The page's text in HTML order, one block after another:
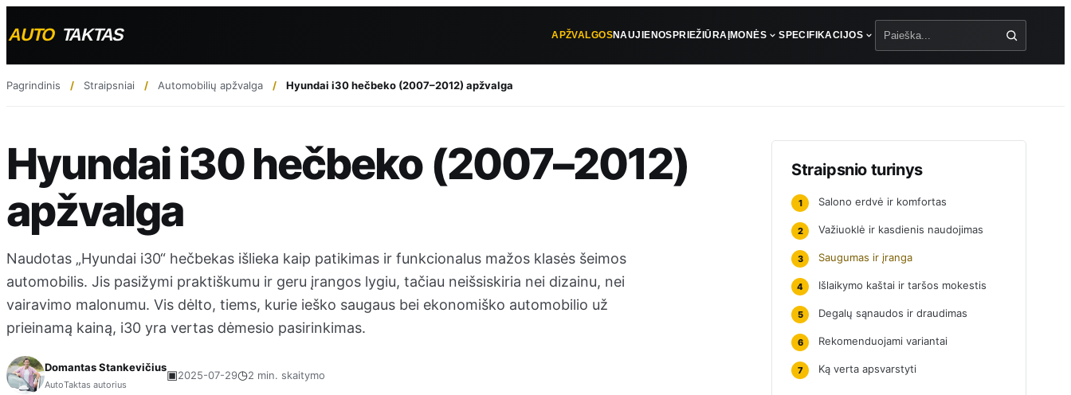
APŽVALGOSNAUJIENOSPRIEŽIŪRA ĮMONĖS SPECIFIKACIJOS
Pagrindinis Straipsniai Automobilių apžvalga Hyundai i30 hečbeko (2007–2012) apžvalga
Hyundai i30 hečbeko (2007–2012)
apžvalga
Naudotas „Hyundai i30“ hečbekas išlieka kaip patikimas ir funkcionalus mažos klasės šeimos
automobilis. Jis pasižymi praktiškumu ir geru įrangos lygiu, tačiau neišsiskiria nei dizainu, nei
vairavimo malonumu. Vis dėlto, tiems, kurie ieško saugaus bei ekonomiško automobilio už
prieinamą kainą, i30 yra vertas dėmesio pasirinkimas.
Domantas Stankevičius
AutoTaktas autorius
▣2025-07-29◷2 min. skaitymo
Straipsnio turinys
1 Salono erdvė ir komfortas
2 Važiuoklė ir kasdienis naudojimas
3 Saugumas ir įranga
4 Išlaikymo kaštai ir taršos mokestis
5 Degalų sąnaudos ir draudimas
6 Rekomenduojami variantai
7 Ką verta apsvarstyti